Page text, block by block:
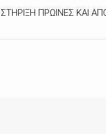
ΠPΩINEΣ KAI